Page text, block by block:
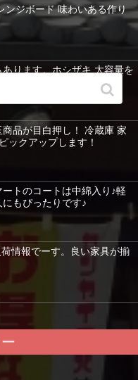
ンジボード 味わいある作り
ります。ホシザキ 大容量を
！
品が目白押し！ 冷蔵庫 家
ックアップします！
ートのコートは中綿入り♪軽
もぴったりです♪
情報でーす。良い家具が揃